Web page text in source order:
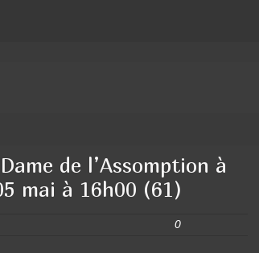
de l’Assomption à
mai à 16h00 (61)
0